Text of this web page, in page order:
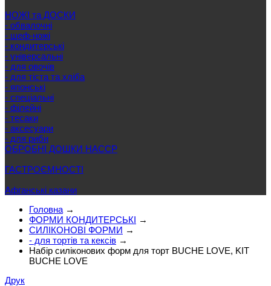
НОЖІ та ДОСКИ
- обвалочні
- шеф-ножі
- кондитерські
- універсальні
- для овочів
- для тіста та хліба
- японські
- спеціальні
- філейні
- тесаки
- аксесуари
- для риби
ОБРОБНІ ДОШКИ HACCP
ГАСТРОЄМНОСТІ
Афганські казани
Головна →
ФОРМИ КОНДИТЕРСЬКІ →
СИЛІКОНОВІ ФОРМИ →
- для тортів та кексів →
Набір силіконових форм для торт BUCHE LOVE, KIT
BUCHE LOVE
Друк